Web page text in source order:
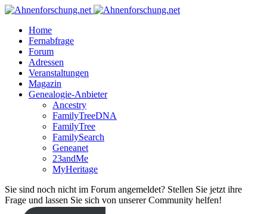
Home
Fernabfrage
Forum
Adressen
Veranstaltungen
Magazin
Genealogie-Anbieter
Ancestry
FamilyTreeDNA
FamilyTree
FamilySearch
Geneanet
23andMe
MyHeritage
Sie sind noch nicht im Forum angemeldet? Stellen Sie jetzt ihre
Frage und lassen Sie sich von unserer Community helfen!